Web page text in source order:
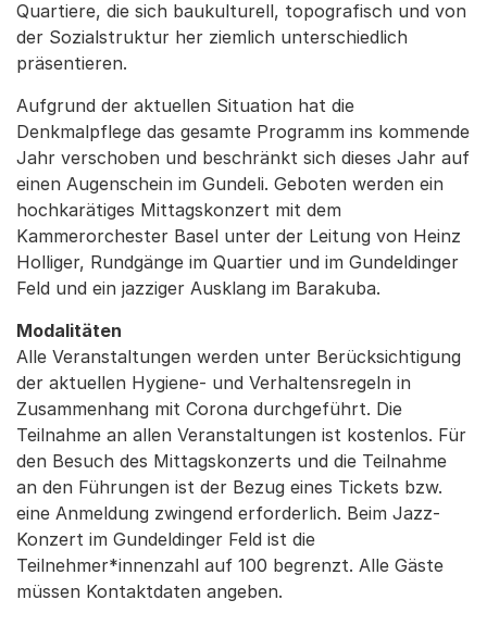
Quartiere, die sich baukulturell, topografisch und von
der Sozialstruktur her ziemlich unterschiedlich
präsentieren.
Aufgrund der aktuellen Situation hat die
Denkmalpflege das gesamte Programm ins kommende
Jahr verschoben und beschränkt sich dieses Jahr auf
einen Augenschein im Gundeli. Geboten werden ein
hochkarätiges Mittagskonzert mit dem
Kammerorchester Basel unter der Leitung von Heinz
Holliger, Rundgänge im Quartier und im Gundeldinger
Feld und ein jazziger Ausklang im Barakuba.
Modalitäten
Alle Veranstaltungen werden unter Berücksichtigung
der aktuellen Hygiene- und Verhaltensregeln in
Zusammenhang mit Corona durchgeführt. Die
Teilnahme an allen Veranstaltungen ist kostenlos. Für
den Besuch des Mittagskonzerts und die Teilnahme
an den Führungen ist der Bezug eines Tickets bzw.
eine Anmeldung zwingend erforderlich. Beim Jazz-
Konzert im Gundeldinger Feld ist die
Teilnehmer*innenzahl auf 100 begrenzt. Alle Gäste
müssen Kontaktdaten angeben.